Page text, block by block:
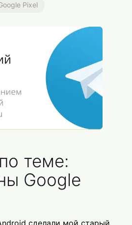
Pixel
теме:
Google